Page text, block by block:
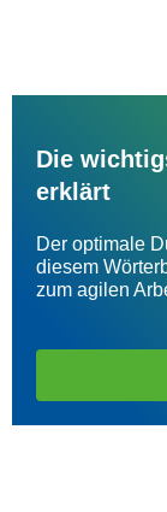
Die
erklärt
Der optimale
diesem
zum agilen